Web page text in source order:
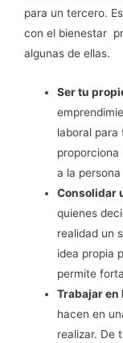
para un tercero.
con el bienestar
algunas de ellas.
Ser tu
laboral para
proporciona
a la
Consolidar
quienes
realidad un
idea propia
permite
Trabajar en
hacen en
realizar. De